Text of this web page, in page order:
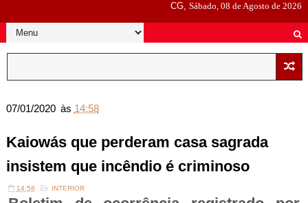
CG,Sábado, 08 de Agosto de 2026
07/01/2020 às 14:58
Kaiowás que perderam casa sagrada
insistem que incêndio é criminoso
14:58 INTERIOR